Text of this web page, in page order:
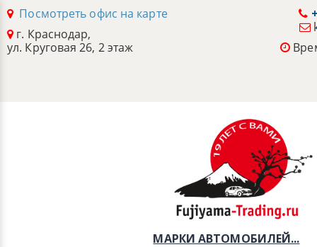
Посмотреть офис на карте
г. Краснодар,
ул. Круговая 26, 2 этаж
МАРКИ АВТОМОБИЛЕЙ...